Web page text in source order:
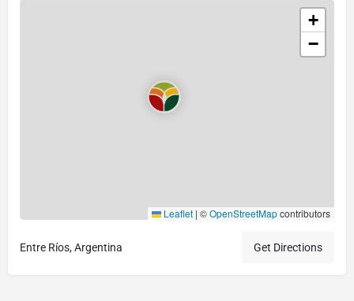
+
−
Leaflet | ©OpenStreetMapcontributors
Entre Ríos, Argentina Get Directions